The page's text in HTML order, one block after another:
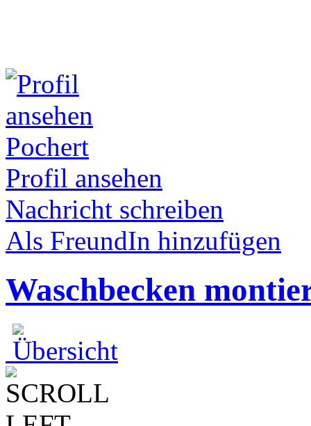
Pochert
Profil ansehen
Nachricht schreiben
Als FreundIn hinzufügen
Waschbecken